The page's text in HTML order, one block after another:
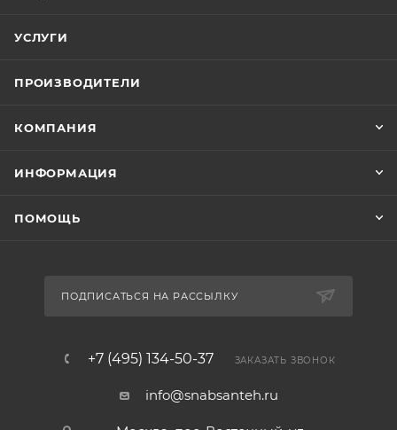
УСЛУГИ
ПРОИЗВОДИТЕЛИ
КОМПАНИЯ
ИНФОРМАЦИЯ
ПОМОЩЬ
ПОДПИСАТЬСЯ НА РАССЫЛКУ
+7 (495) 134-50-37 ЗАКАЗАТЬ ЗВОНОК
info@snabsanteh.ru